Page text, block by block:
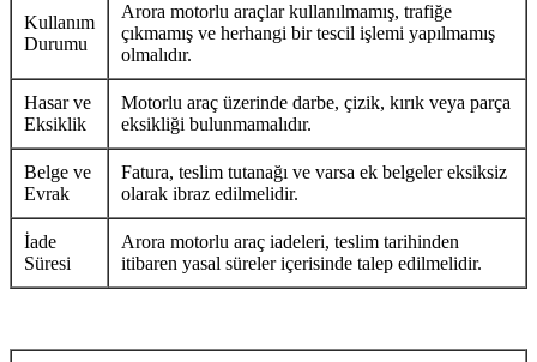
Kullanım
Durumu
Arora motorlu araçlar kullanılmamış, trafiğe
çıkmamış ve herhangi bir tescil işlemi yapılmamış
olmalıdır.
Hasar ve
Eksiklik
Motorlu araç üzerinde darbe, çizik, kırık veya parça
eksikliği bulunmamalıdır.
Belge ve
Evrak
Fatura, teslim tutanağı ve varsa ek belgeler eksiksiz
olarak ibraz edilmelidir.
İade
Süresi
Arora motorlu araç iadeleri, teslim tarihinden
itibaren yasal süreler içerisinde talep edilmelidir.